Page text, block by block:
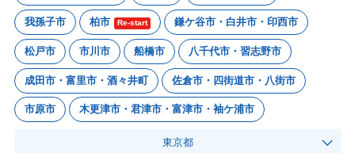
我孫子市 柏市 Re-start 鎌ケ谷市・白井市・印西市
松戸市 市川市 船橋市 八千代市・習志野市
成田市・富里市・酒々井町 佐倉市・四街道市・八街市
市原市 木更津市・君津市・富津市・袖ケ浦市
東京都